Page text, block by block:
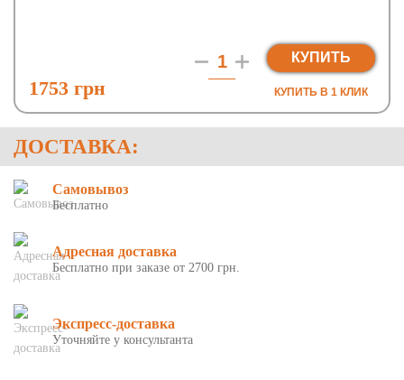
1753 грн
КУПИТЬ
КУПИТЬ В 1 КЛИК
ДОСТАВКА:
Самовывоз
Бесплатно
Адресная доставка
Бесплатно при заказе от 2700 грн.
Экспресс-доставка
Уточняйте у консультанта